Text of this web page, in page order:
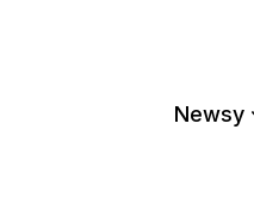
Newsy